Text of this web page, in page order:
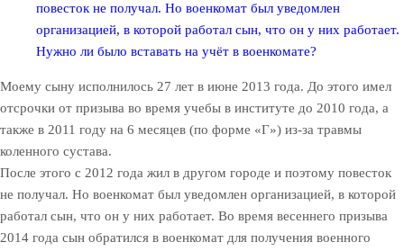
повесток не получал. Но военкомат был уведомлен
организацией, в которой работал сын, что он у них работает.
Нужно ли было вставать на учёт в военкомате?
Моему сыну исполнилось 27 лет в июне 2013 года. До этого имел
отсрочки от призыва во время учебы в институте до 2010 года, а
также в 2011 году на 6 месяцев (по форме «Г») из-за травмы
коленного сустава.
После этого с 2012 года жил в другом городе и поэтому повесток
не получал. Но военкомат был уведомлен организацией, в которой
работал сын, что он у них работает. Во время весеннего призыва
2014 года сын обратился в военкомат для получения военного